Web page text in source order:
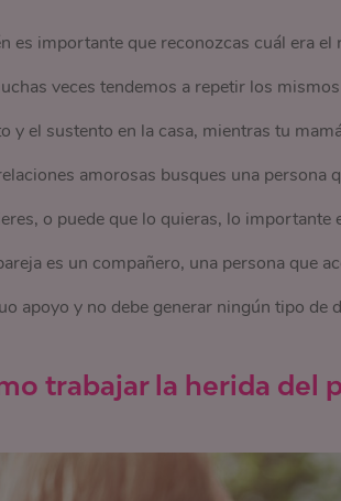
es importante que reconozcas cuál era
veces tendemos a repetir los
y el sustento en la casa, mientras tu
amorosas busques una persona
o puede que lo quieras, lo
es un compañero, una persona que
apoyo y no debe generar ningún tipo de
trabajar la herida del